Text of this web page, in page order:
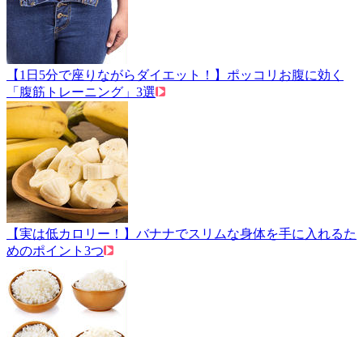
【1日5分で座りながらダイエット！】ポッコリお腹に効く
「腹筋トレーニング」3選
【実は低カロリー！】バナナでスリムな身体を手に入れるた
めのポイント3つ